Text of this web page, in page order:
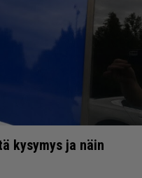
kysymys ja näin